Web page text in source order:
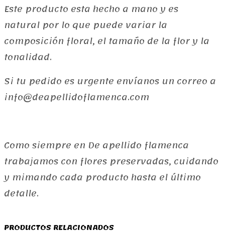
Este producto esta hecho a mano y es
natural por lo que puede variar la
composición floral, el tamaño de la flor y la
tonalidad.
Si tu pedido es urgente envíanos un correo a
info@deapellidoflamenca.com
Como siempre en De apellido flamenca
trabajamos con flores preservadas, cuidando
y mimando cada producto hasta el último
detalle.
PRODUCTOS RELACIONADOS